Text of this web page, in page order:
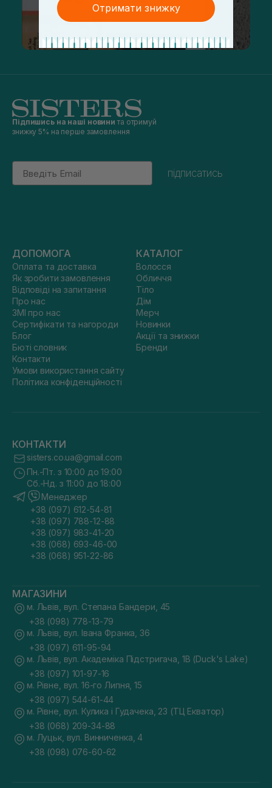
Підпишись на наші новини та отримуй
знижку 5% на перше замовлення
Email
підписатись
ДОПОМОГА
Оплата та доставка
Як зробити замовлення
Відповіді на запитання
Про нас
ЗМІ про нас
Сертифікати та нагороди
Блог
Бюті словник
Контакти
Умови використання сайту
Політика конфіденційності
КАТАЛОГ
Волосся
Обличчя
Тіло
Дім
Мерч
Новинки
Акції та знижки
Бренди
КОНТАКТИ
sisters.co.ua@gmail.com
Пн.-Пт. з 10:00 до 19:00
Сб.-Нд. з 11:00 до 18:00
Менеджер
+38 (097) 612-54-81
+38 (097) 788-12-88
+38 (097) 983-41-20
+38 (068) 693-46-00
+38 (068) 951-22-86
МАГАЗИНИ
м. Львів, вул. Степана Бандери, 45
+38 (098) 778-13-79
м. Львів, вул. Івана Франка, 36
+38 (097) 611-95-94
м. Львів, вул. Академіка Підстригача, 1В (Duck's Lake)
+38 (097) 101-97-16
м. Рівне, вул. 16-го Липня, 15
+38 (097) 544-61-44
м. Рівне, вул. Кулика і Гудачека, 23 (ТЦ Екватор)
+38 (068) 209-34-88
м. Луцьк, вул. Винниченка, 4
+38 (098) 076-60-62
Отримати знижку